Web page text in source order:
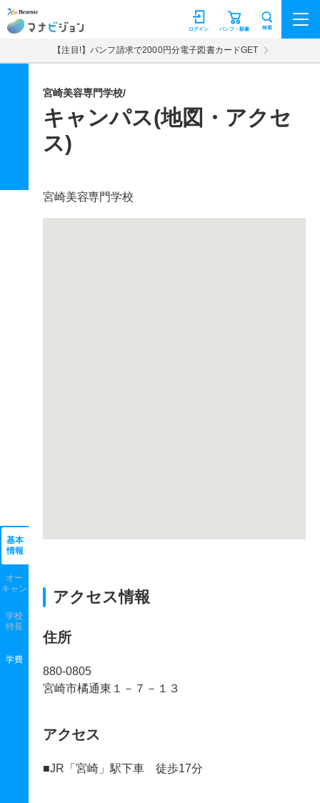
マナビジョン パンフ・願書
ログイン 検索
【注目!】パンフ請求で2000円分電子図書カードGET
宮崎美容専門学校/
キャンパス(地図・アクセ
ス)
基本
情報
オー
キャン
学校
特長
学費
宮崎美容専門学校
アクセス情報
住所
880-0805
宮崎市橘通東１－７－１３
アクセス
■JR「宮崎」駅下車 徒歩17分